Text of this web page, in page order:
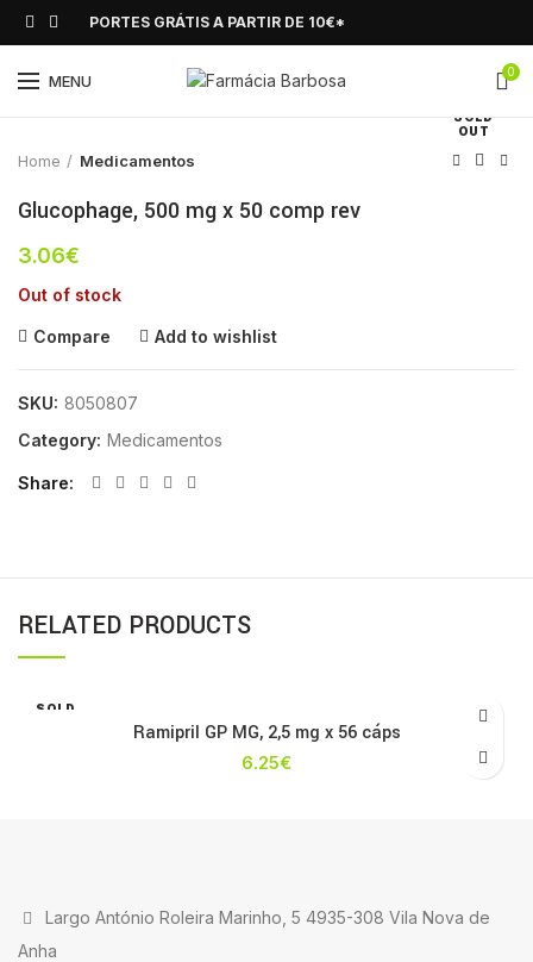
PORTES GRÁTIS A PARTIR DE 10€*
MENU 0
SOLD
OUT
Click to enlarge
Home Medicamentos
Glucophage, 500 mg x 50 comp rev
3.06€
Out of stock
Compare Add to wishlist
SKU: 8050807
Category: Medicamentos
Share
RELATED PRODUCTS
SOLD
Ramipril GP MG, 2,5 mg x 56 cáps
6.25€
Largo António Roleira Marinho, 5 4935-308 Vila Nova de
Anha